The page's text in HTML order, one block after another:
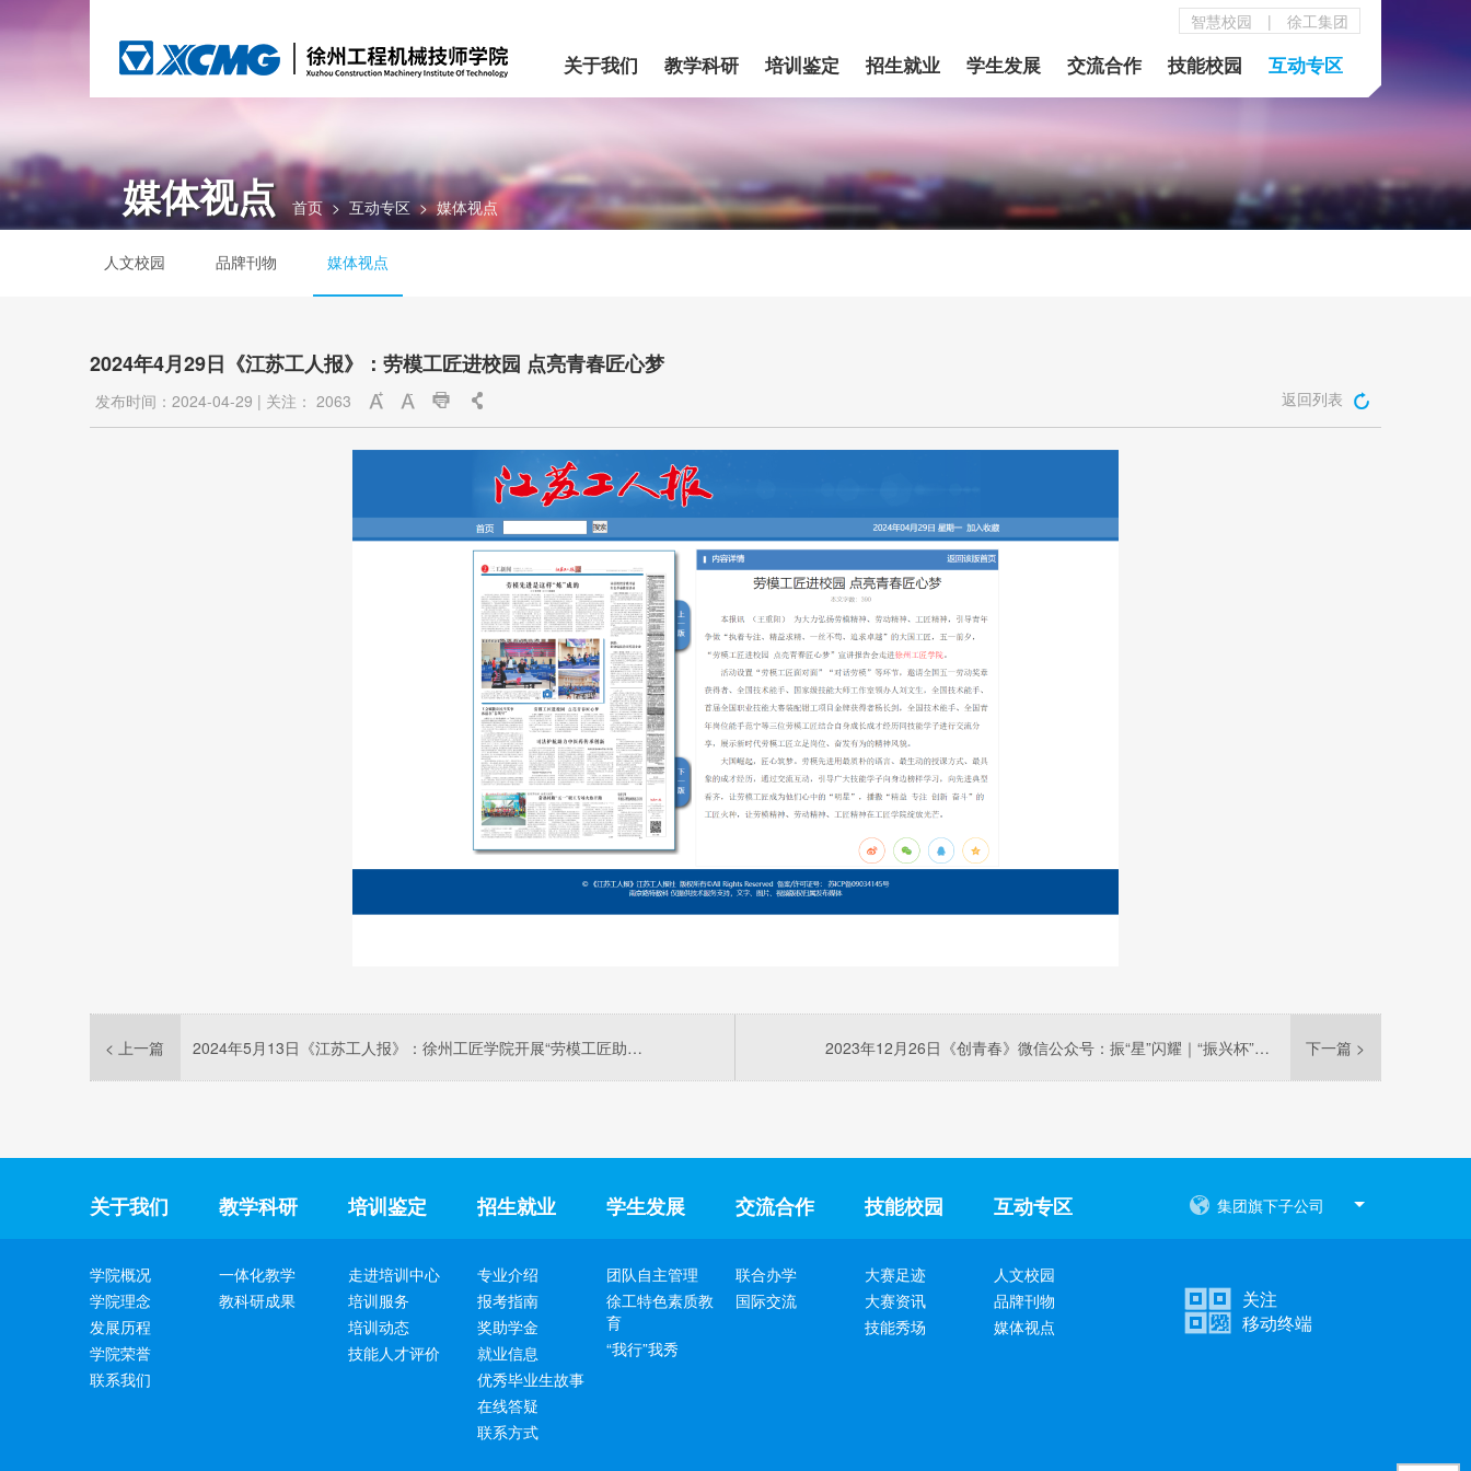
智慧校园 | 徐工集团
关于我们 教学科研 培训鉴定 招生就业 学生发展 交流合作 技能校园 互动专区
媒体视点 首页 > 互动专区 >媒体视点
人文校园 品牌刊物 媒体视点
2024年4月29日《江苏工人报》：劳模工匠进校园 点亮青春匠心梦
发布时间：2024-04-29 | 关注： 2063     返回列表 
< 上一篇 2024年5月13日《江苏工人报》：徐州工匠学院开展“劳模工匠助企行”智能制造公开课 下一篇 >
2023年12月26日《创青春》微信公众号：振“星”闪耀｜“振兴杯”大赛学生组主体赛优秀选手巡礼：朱彦丞
关于我们
学院概况
学院理念
发展历程
学院荣誉
联系我们
教学科研
一体化教学
教科研成果
培训鉴定
走进培训中心
培训服务
培训动态
技能人才评价
招生就业
专业介绍
报考指南
奖助学金
就业信息
优秀毕业生故事
在线答疑
联系方式
学生发展
团队自主管理
徐工特色素质教
育
“我行”我秀
交流合作
联合办学
国际交流
技能校园
大赛足迹
大赛资讯
技能秀场
互动专区
人文校园
品牌刊物
媒体视点
集团旗下子公司
关注
移动终端